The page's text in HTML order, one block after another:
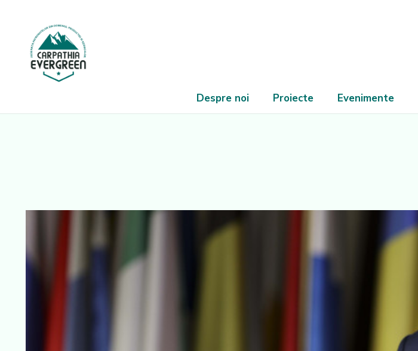
Despre noi Proiecte Evenimente